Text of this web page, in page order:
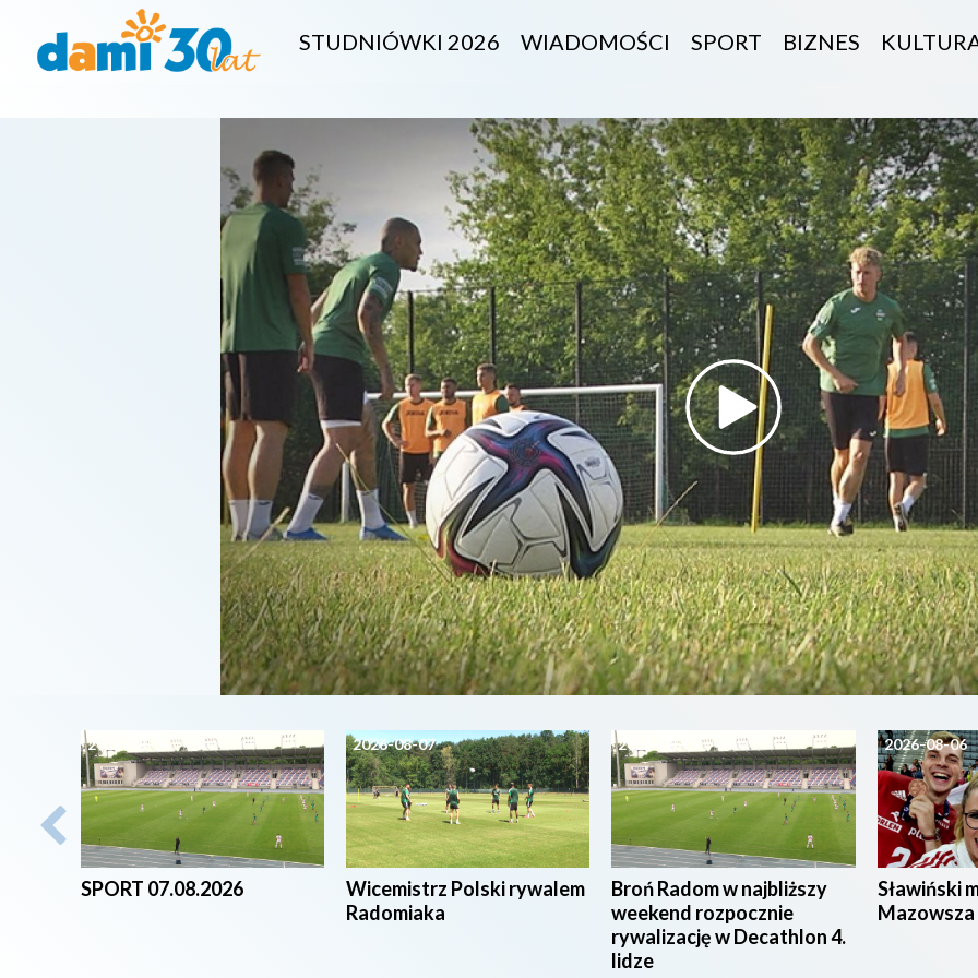
STUDNIÓWKI 2026 WIADOMOŚCI SPORT BIZNES
2026-08-07
SPORT 07.08.2026
2026-08-07
Wicemistrz Polski rywalem
Radomiaka
2026-08-07
Broń Radom w najbliższy
weekend rozpocznie
rywalizację w Decathlon 4.
lidze
2026-08-06
Sławiński
Mazowsza